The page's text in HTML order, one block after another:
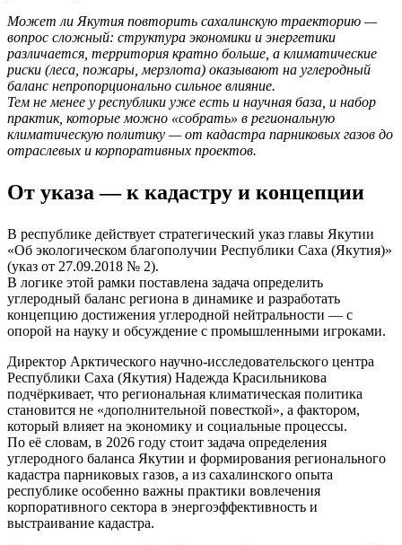
Может ли Якутия повторить сахалинскую траекторию —
вопрос сложный: структура экономики и энергетики
различается, территория кратно больше, а климатические
риски (леса, пожары, мерзлота) оказывают на углеродный
баланс непропорционально сильное влияние.
Тем не менее у республики уже есть и научная база, и набор
практик, которые можно «собрать» в региональную
климатическую политику — от кадастра парниковых газов до
отраслевых и корпоративных проектов.
От указа — к кадастру и концепции
В республике действует стратегический указ главы Якутии
«Об экологическом благополучии Республики Саха (Якутия)»
(указ от 27.09.2018 № 2).
В логике этой рамки поставлена задача определить
углеродный баланс региона в динамике и разработать
концепцию достижения углеродной нейтральности — с
опорой на науку и обсуждение с промышленными игроками.
Директор Арктического научно-исследовательского центра
Республики Саха (Якутия) Надежда Красильникова
подчёркивает, что региональная климатическая политика
становится не «дополнительной повесткой», а фактором,
который влияет на экономику и социальные процессы.
По её словам, в 2026 году стоит задача определения
углеродного баланса Якутии и формирования регионального
кадастра парниковых газов, а из сахалинского опыта
республике особенно важны практики вовлечения
корпоративного сектора в энергоэффективность и
выстраивание кадастра.